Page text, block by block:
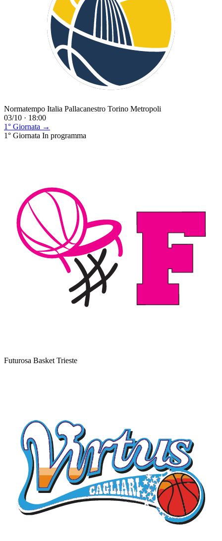
Normatempo Italia Pallacanestro Torino Metropoli
03/10 · 18:00
1° Giornata →
1° Giornata In programma
Futurosa Basket Trieste